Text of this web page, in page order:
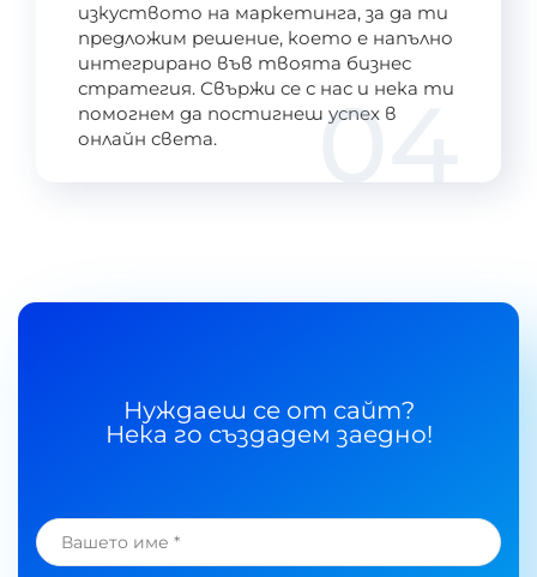
04
изкуството на маркетинга, за да ти
предложим решение, което е напълно
интегрирано във твоята бизнес
стратегия. Свържи се с нас и нека ти
помогнем да постигнеш успех в
онлайн света.
Нуждаеш се от сайт?
Нека го създадем заедно!